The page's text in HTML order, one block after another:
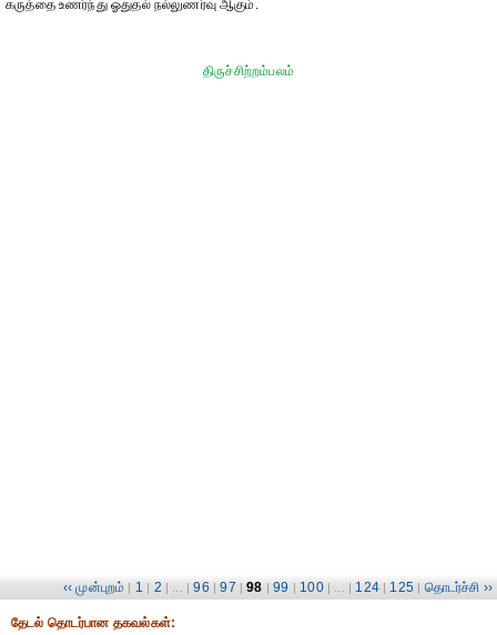
கருத்தை உணர்ந்து ஓதுதல் நல்லுணர்வு ஆகும்.
திருச்சிற்றம்பலம்
‹‹ முன்புறம் | 1 | 2 | ... | 96 | 97 | 98 | 99 | 100 | ... | 124 | 125 | தொடர்ச்சி ››
தேட‌ல் தொட‌ர்பான தகவ‌ல்க‌ள்: